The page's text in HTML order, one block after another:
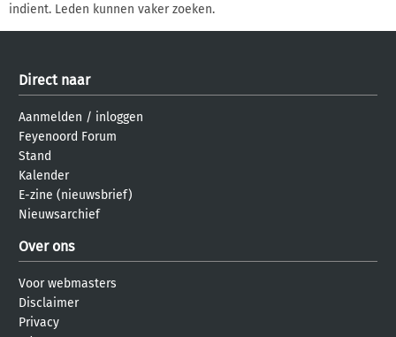
indient. Leden kunnen vaker zoeken.
Direct naar
Aanmelden / inloggen
Feyenoord Forum
Stand
Kalender
E-zine (nieuwsbrief)
Nieuwsarchief
Over ons
Voor webmasters
Disclaimer
Privacy